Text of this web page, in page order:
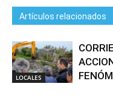
Artículos relacionados
LOCALES